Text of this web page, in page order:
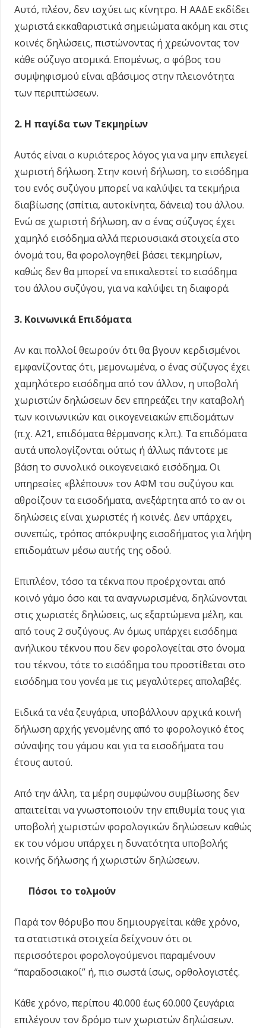
Αυτό, πλέον, δεν ισχύει ως κίνητρο. Η ΑΑΔΕ εκδίδει
χωριστά εκκαθαριστικά σημειώματα ακόμη και στις
κοινές δηλώσεις, πιστώνοντας ή χρεώνοντας τον
κάθε σύζυγο ατομικά. Επομένως, ο φόβος του
συμψηφισμού είναι αβάσιμος στην πλειονότητα
των περιπτώσεων.
2. Η παγίδα των Τεκμηρίων
Αυτός είναι ο κυριότερος λόγος για να μην επιλεγεί
χωριστή δήλωση. Στην κοινή δήλωση, το εισόδημα
του ενός συζύγου μπορεί να καλύψει τα τεκμήρια
διαβίωσης (σπίτια, αυτοκίνητα, δάνεια) του άλλου.
Ενώ σε χωριστή δήλωση, αν ο ένας σύζυγος έχει
χαμηλό εισόδημα αλλά περιουσιακά στοιχεία στο
όνομά του, θα φορολογηθεί βάσει τεκμηρίων,
καθώς δεν θα μπορεί να επικαλεστεί το εισόδημα
του άλλου συζύγου, για να καλύψει τη διαφορά.
3. Κοινωνικά Επιδόματα
Αν και πολλοί θεωρούν ότι θα βγουν κερδισμένοι
εμφανίζοντας ότι, μεμονωμένα, ο ένας σύζυγος έχει
χαμηλότερο εισόδημα από τον άλλον, η υποβολή
χωριστών δηλώσεων δεν επηρεάζει την καταβολή
των κοινωνικών και οικογενειακών επιδομάτων
(π.χ. Α21, επιδόματα θέρμανσης κ.λπ.). Τα επιδόματα
αυτά υπολογίζονται ούτως ή άλλως πάντοτε με
βάση το συνολικό οικογενειακό εισόδημα. Οι
υπηρεσίες «βλέπουν» τον ΑΦΜ του συζύγου και
αθροίζουν τα εισοδήματα, ανεξάρτητα από το αν οι
δηλώσεις είναι χωριστές ή κοινές. Δεν υπάρχει,
συνεπώς, τρόπος απόκρυψης εισοδήματος για λήψη
επιδομάτων μέσω αυτής της οδού.
Επιπλέον, τόσο τα τέκνα που προέρχονται από
κοινό γάμο όσο και τα αναγνωρισμένα, δηλώνονται
στις χωριστές δηλώσεις, ως εξαρτώμενα μέλη, και
από τους 2 συζύγους. Αν όμως υπάρχει εισόδημα
ανήλικου τέκνου που δεν φορολογείται στο όνομα
του τέκνου, τότε το εισόδημα του προστίθεται στο
εισόδημα του γονέα με τις μεγαλύτερες απολαβές.
Ειδικά τα νέα ζευγάρια, υποβάλλουν αρχικά κοινή
δήλωση αρχής γενομένης από το φορολογικό έτος
σύναψης του γάμου και για τα εισοδήματα του
έτους αυτού.
Από την άλλη, τα μέρη συμφώνου συμβίωσης δεν
απαιτείται να γνωστοποιούν την επιθυμία τους για
υποβολή χωριστών φορολογικών δηλώσεων καθώς
εκ του νόμου υπάρχει η δυνατότητα υποβολής
κοινής δήλωσης ή χωριστών δηλώσεων.
Πόσοι το τολμούν
Παρά τον θόρυβο που δημιουργείται κάθε χρόνο,
τα στατιστικά στοιχεία δείχνουν ότι οι
περισσότεροι φορολογούμενοι παραμένουν
“παραδοσιακοί” ή, πιο σωστά ίσως, ορθολογιστές.
Κάθε χρόνο, περίπου 40.000 έως 60.000 ζευγάρια
επιλέγουν τον δρόμο των χωριστών δηλώσεων.